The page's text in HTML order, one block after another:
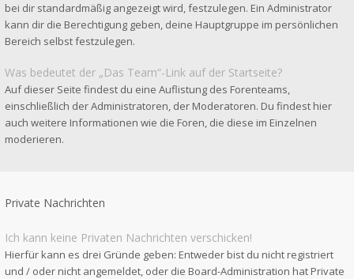
bei dir standardmäßig angezeigt wird, festzulegen. Ein Administrator
kann dir die Berechtigung geben, deine Hauptgruppe im persönlichen
Bereich selbst festzulegen.
Was bedeutet der „Das Team“-Link auf der Startseite?
Auf dieser Seite findest du eine Auflistung des Forenteams,
einschließlich der Administratoren, der Moderatoren. Du findest hier
auch weitere Informationen wie die Foren, die diese im Einzelnen
moderieren.
Private Nachrichten
Ich kann keine Privaten Nachrichten verschicken!
Hierfür kann es drei Gründe geben: Entweder bist du nicht registriert
und / oder nicht angemeldet, oder die Board-Administration hat Private